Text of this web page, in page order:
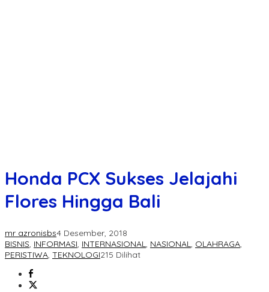
Honda PCX Sukses Jelajahi
Flores Hingga Bali
mr azronisbs4 Desember, 2018
BISNIS, INFORMASI, INTERNASIONAL, NASIONAL, OLAHRAGA,
PERISTIWA, TEKNOLOGI215 Dilihat